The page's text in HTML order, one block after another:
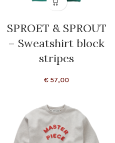
SPROET & SPROUT
– Sweatshirt block
stripes
€ 57,00